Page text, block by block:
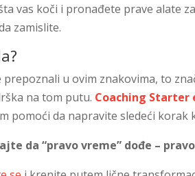
vas koči i pronađete prave alate
zamislite.
prepoznali u ovim znakovima, to
na tom putu. Coaching Starter
pomoći da napravite sledeći korak
da “pravo vreme” dođe –